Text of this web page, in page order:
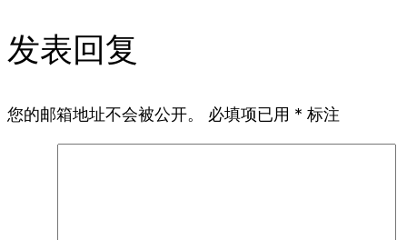
发表回复
您的邮箱地址不会被公开。 必填项已用 * 标注